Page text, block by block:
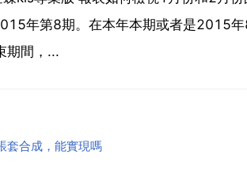
年第8期。在本年本期或者是2015
期間，...
套合成，能實現嗎